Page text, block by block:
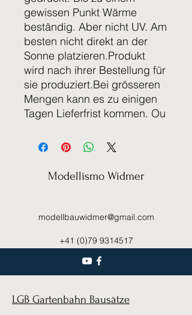
gewissen Punkt Wärme
beständig. Aber nicht UV. Am
besten nicht direkt an der
Sonne platzieren.Produkt
wird nach ihrer Bestellung für
sie produziert.Bei grösseren
Mengen kann es zu einigen
Tagen Lieferfrist kommen. Ou
Modellismo Widmer
modellbauwidmer@gmail.com
+41 (0)79 9314517
LGB Gartenbahn Bausätze